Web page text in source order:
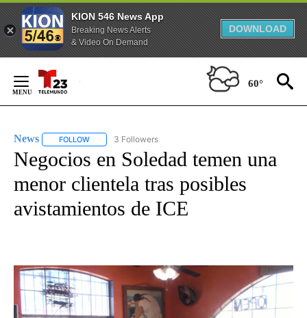
KION 546 News App
Breaking News Alerts
& Video On Demand
DOWNLOAD
Content
60°
News FOLLOW FOLLOW "NEWS" TO RECEIVE NOTIFICATIONS ABOUT
3 Followers
Negocios en Soledad temen una
menor clientela tras posibles
avistamientos de ICE